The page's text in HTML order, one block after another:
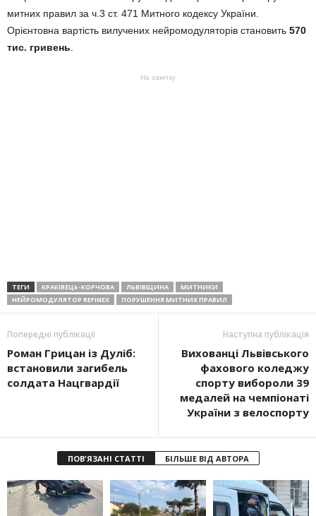
митних правил за ч.3 ст. 471 Митного кодексу України.
Орієнтовна вартість вилучених нейромодуляторів становить 570
тис. гривень
На замітку
ТЕГИ КРАКІВЕЦЬ-КОРЧОВА ЛЬВІВЩИНА
МИТНИКИ
НЕЙРОМОДУЛЯТОР REFINEX
ПОРУШЕННЯ МИТНИХ ПРАВИЛ
Попередні публікації
Роман Грицан із Дуліб:
встановили загибель
солдата Нацгвардії
Наступна публікація
Вихованці Львівського
фахового коледжу
спорту вибороли 39
медалей на чемпіонаті
України з велоспорту
ПОВ'ЯЗАНІ СТАТТІ БІЛЬШЕ ВІД АВТОРА